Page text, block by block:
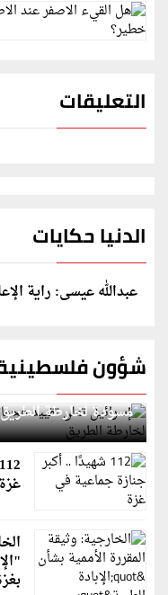
التعليقات
الدنيا حكايات
عبدالله عيسى: راية
شؤون
إسرائيل تعلن تقييد
مسودة لخارطة الطريق
غزة